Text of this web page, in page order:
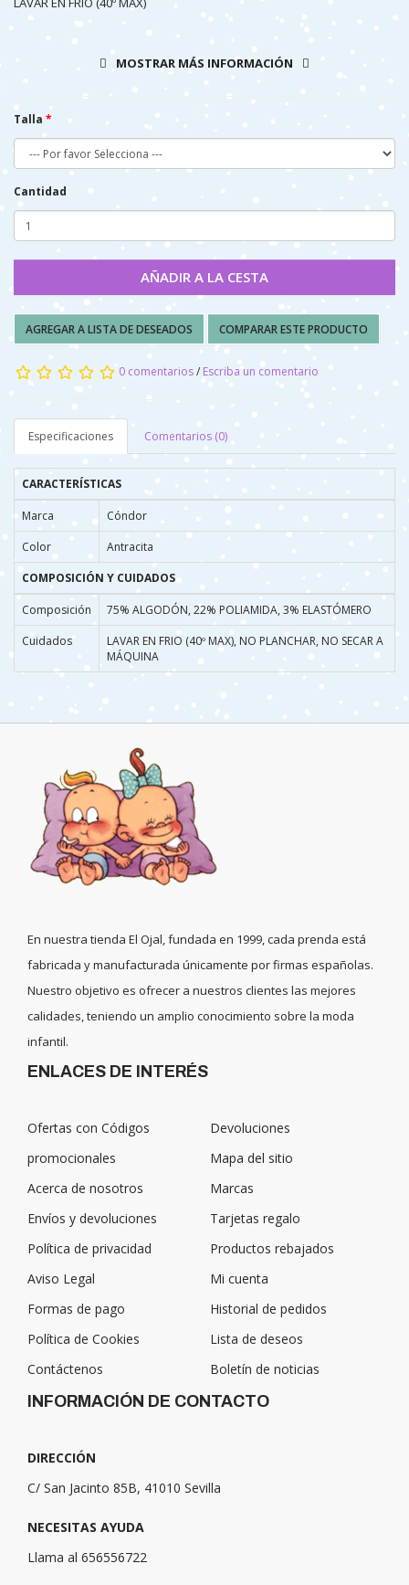
NO SECAR A MÁQUINAMOSTRAR MÁS INFORMACIÓN
Talla
Cantidad
AÑADIR A LA CESTA
AGREGAR A LISTA DE DESEADOS COMPARAR ESTE PRODUCTO
0 comentarios/ Escriba un comentario
Especificaciones Comentarios (0)
CARACTERÍSTICAS
Marca
Cóndor
Color
Antracita
COMPOSICIÓN Y CUIDADOS
Composición
75% ALGODÓN, 22% POLIAMIDA, 3% ELASTÓMERO
Cuidados
LAVAR EN FRIO (40º MAX), NO PLANCHAR, NO SECAR A
MÁQUINA
En nuestra tienda El Ojal, fundada en 1999, cada prenda está
fabricada y manufacturada únicamente por firmas españolas.
Nuestro objetivo es ofrecer a nuestros clientes las mejores
calidades, teniendo un amplio conocimiento sobre la moda
infantil.
ENLACES DE INTERÉS
Ofertas con Códigos
promocionales
Acerca de nosotros
Envíos y devoluciones
Política de privacidad
Aviso Legal
Formas de pago
Política de Cookies
Contáctenos
Devoluciones
Mapa del sitio
Marcas
Tarjetas regalo
Productos rebajados
Mi cuenta
Historial de pedidos
Lista de deseos
Boletín de noticias
INFORMACIÓN DE CONTACTO
DIRECCIÓN
C/ San Jacinto 85B, 41010 Sevilla
NECESITAS AYUDA
Llama al 656556722